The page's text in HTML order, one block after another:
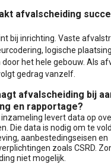
afvalscheiding
bij inrichting. Vaste
logische
het hele gebouw. Als
gedrag vanzelf.
afvalscheiding bij
en rapportage?
levert data op
Die data is nodig om te
aanbestedingseisen en
zoals CSRD.
niet mogelijk.